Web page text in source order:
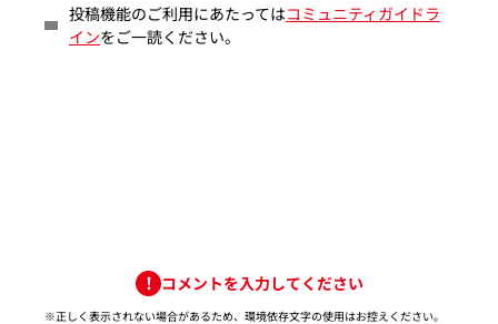
投稿機能のご利用にあたってはコミュニティガイドラ
インをご一読ください。
コメントを入力してください
※正しく表示されない場合があるため、環境依存文字の使用はお控えください。​